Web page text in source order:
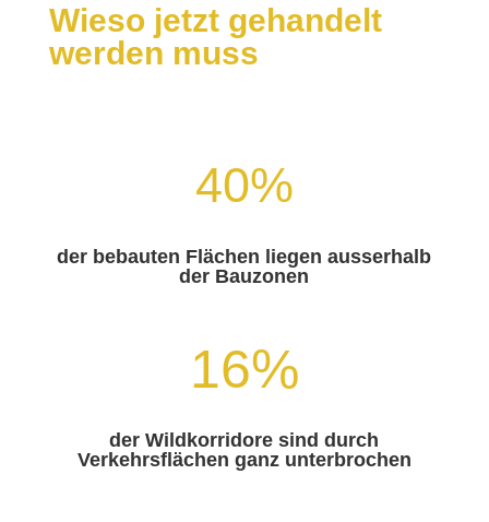
Wieso jetzt gehandelt
werden muss
40%
der bebauten Flächen liegen ausserhalb
der Bauzonen
16%
der Wildkorridore sind durch
Verkehrsflächen ganz unterbrochen